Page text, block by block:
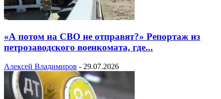
«А потом на СВО не отправят?» Репортаж из
петрозаводского военкомата, где...
Алексей Владимиров - 29.07.2026